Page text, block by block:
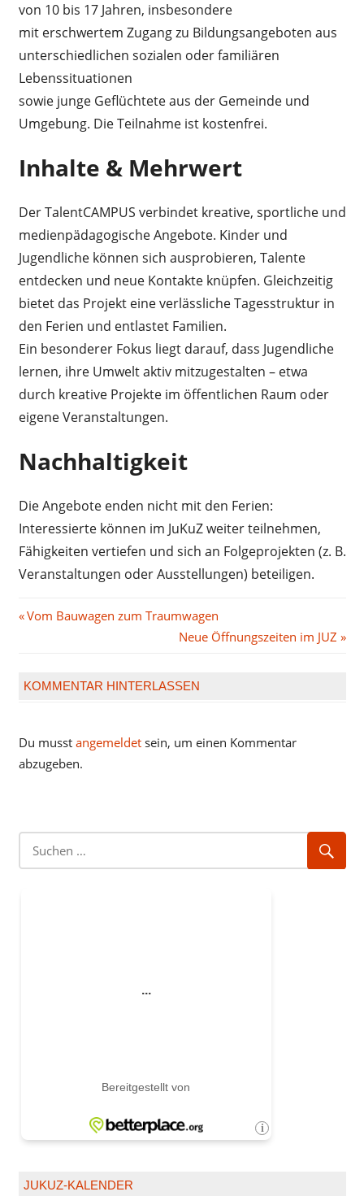
von 10 bis 17 Jahren, insbesondere
mit erschwertem Zugang zu Bildungsangeboten aus
unterschiedlichen sozialen oder familiären
Lebenssituationen
sowie junge Geflüchtete aus der Gemeinde und
Umgebung. Die Teilnahme ist kostenfrei.
Inhalte & Mehrwert
Der TalentCAMPUS verbindet kreative, sportliche und
medienpädagogische Angebote. Kinder und
Jugendliche können sich ausprobieren, Talente
entdecken und neue Kontakte knüpfen. Gleichzeitig
bietet das Projekt eine verlässliche Tagesstruktur in
den Ferien und entlastet Familien.
Ein besonderer Fokus liegt darauf, dass Jugendliche
lernen, ihre Umwelt aktiv mitzugestalten – etwa
durch kreative Projekte im öffentlichen Raum oder
eigene Veranstaltungen.
Nachhaltigkeit
Die Angebote enden nicht mit den Ferien:
Interessierte können im JuKuZ weiter teilnehmen,
Fähigkeiten vertiefen und sich an Folgeprojekten (z. B.
Veranstaltungen oder Ausstellungen) beteiligen.
Beitragsnavigation
Vorheriger
Vom Bauwagen zum Traumwagen
Nächster
Neue Öffnungszeiten im JUZ
KOMMENTAR HINTERLASSEN
Du musst angemeldetsein, um einen Kommentar
abzugeben.
JUKUZ-KALENDER